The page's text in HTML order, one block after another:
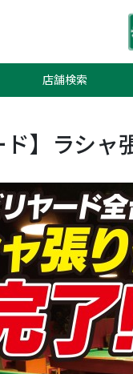
店舗検索
ド】ラシャ